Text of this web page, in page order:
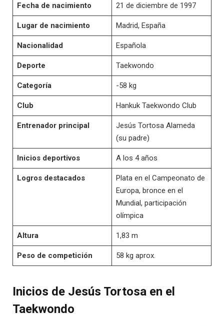
Fecha de nacimiento 21 de diciembre de 1997
Lugar de nacimiento Madrid, España
Nacionalidad Española
Deporte Taekwondo
Categoría -58 kg
Club Hankuk Taekwondo Club
Entrenador principal
Jesús Tortosa Alameda
(su padre)
Inicios deportivos A los 4 años
Logros destacados
Plata en el Campeonato de
Europa, bronce en el
Mundial, participación
olímpica
Altura 1,83 m
Peso de competición 58 kg aprox.
Inicios de Jesús Tortosa en el
Taekwondo